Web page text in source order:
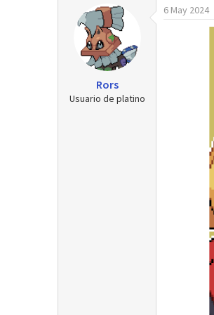
a
d
e
i
n
i
c
Rors
Usuario de platino
6 May 2024